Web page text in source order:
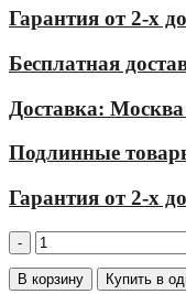
Гарантия от 2-х
Бесплатная
Доставка:
Подлинные
Гарантия от 2-х
Количество
товара
Передвижная
В корзину Купить в